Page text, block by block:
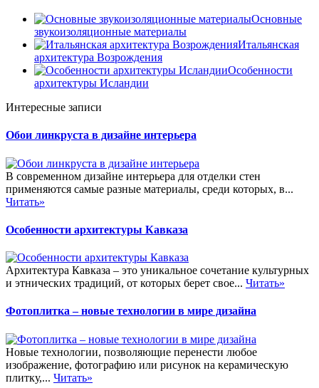
Основные
звукоизоляционные материалы
Итальянская
архитектура Возрождения
Особенности
архитектуры Исландии
Интересные записи
Обои линкруста в дизайне интерьера
В современном дизайне интерьера для отделки стен
применяются самые разные материалы, среди которых, в...
Читать»
Особенности архитектуры Кавказа
Архитектура Кавказа – это уникальное сочетание культурных
и этнических традиций, от которых берет свое... Читать»
Фотоплитка – новые технологии в мире дизайна
Новые технологии, позволяющие перенести любое
изображение, фотографию или рисунок на керамическую
плитку,... Читать»